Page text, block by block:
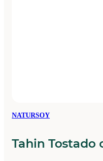
NATURSOY
Tahin Tostado